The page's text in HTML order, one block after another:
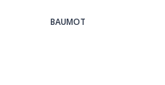
BAUMOT